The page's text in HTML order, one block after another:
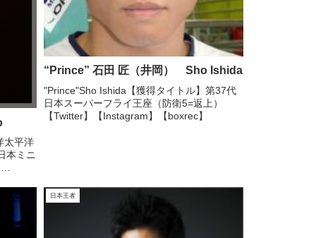
太平洋
本ミニ
“Prince” 石田 匠（井岡） Sho Ishida
"Prince"Sho Ishida【獲得タイトル】第37代
日本スーパーフライ王座（防衛5=返上）
【Twitter】【Instagram】【boxrec】
日本王者